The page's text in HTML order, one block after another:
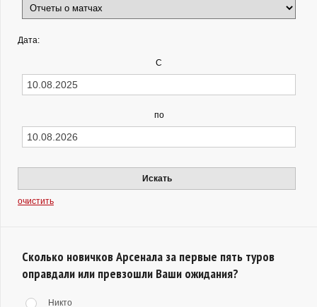
Дата:
С
по
Искать
очистить
Сколько новичков Арсенала за первые пять туров
оправдали или превзошли Ваши ожидания?
Никто